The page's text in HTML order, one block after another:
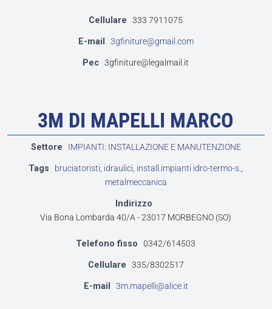
Cellulare 333 7911075
E-mail 3gfiniture@gmail.com
Pec 3gfiniture@legalmail.it
3M DI MAPELLI MARCO
Settore IMPIANTI: INSTALLAZIONE E MANUTENZIONE
Tags bruciatoristi, idraulici, install.impianti idro-termo-s.,
metalmeccanica
Indirizzo
Via Bona Lombarda 40/A - 23017 MORBEGNO (SO)
Telefono fisso 0342/614503
Cellulare 335/8302517
E-mail 3m.mapelli@alice.it